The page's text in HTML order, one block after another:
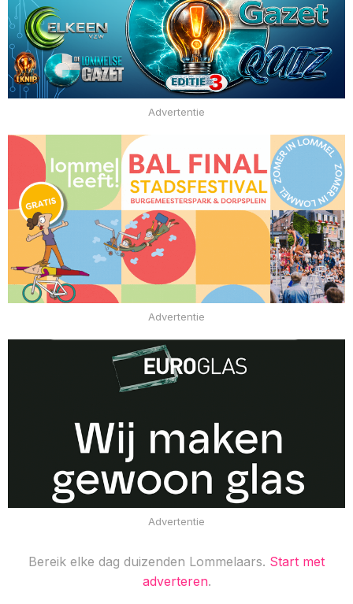
Advertentie
Advertentie
Advertentie
Bereik elke dag duizenden Lommelaars. Start met
adverteren.